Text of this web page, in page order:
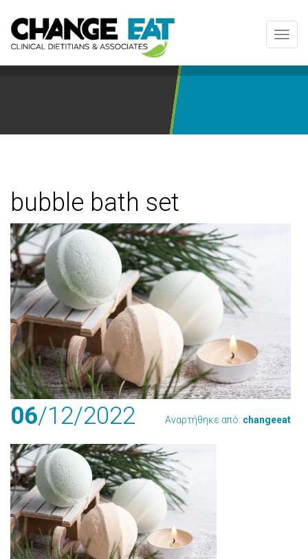
bubble bath set
06/12/2022 Αναρτήθηκε από: changeeat